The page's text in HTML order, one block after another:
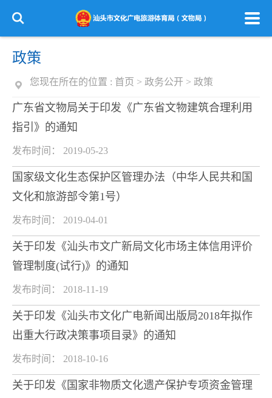
政策
您现在所在的位置 : 首页 > 政务公开 > 政策
广东省文物局关于印发《广东省文物建筑合理利用
指引》的通知
发布时间： 2019-05-23
国家级文化生态保护区管理办法（中华人民共和国
文化和旅游部令第1号）
发布时间： 2019-04-01
关于印发《汕头市文广新局文化市场主体信用评价
管理制度(试行)》的通知
发布时间： 2018-11-19
关于印发《汕头市文化广电新闻出版局2018年拟作
出重大行政决策事项目录》的通知
发布时间： 2018-10-16
关于印发《国家非物质文化遗产保护专项资金管理